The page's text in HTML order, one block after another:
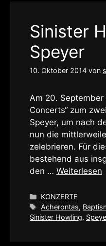
Sinister
Speyer
10. Oktober 2014 von
Am 20.
Concerts“ zum
Speyer, um nach
nun die
zelebrieren. Für
bestehend aus
den … Weiterlesen
Kategorien
KONZERTE
Schlagwörter
Acherontas,
Sinister Howling,